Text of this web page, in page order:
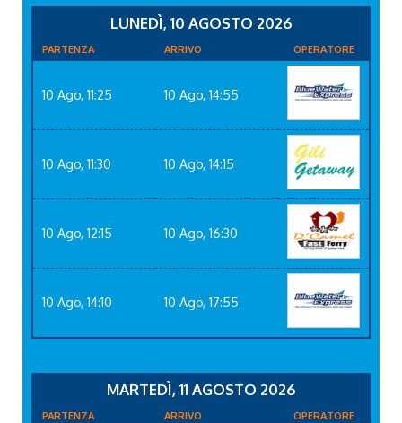
LUNEDÌ, 10 AGOSTO 2026
PARTENZA ARRIVO OPERATORE
10 Ago, 11:25 10 Ago, 14:55
10 Ago, 11:30 10 Ago, 14:15
10 Ago, 12:15 10 Ago, 16:30
10 Ago, 14:10 10 Ago, 17:55
MARTEDÌ, 11 AGOSTO 2026
PARTENZA ARRIVO OPERATORE